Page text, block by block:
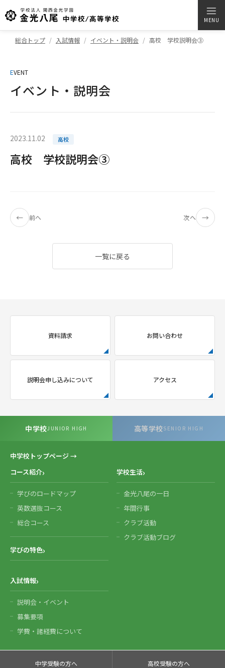
MENU
総合トップ 入試情報 イベント・説明会 高校 学校説明会➂
EVENT
イベント・説明会
2023.11.02 高校
高校 学校説明会➂
← 前へ 次へ →
一覧に戻る
資料請求 お問い合わせ
説明会申し込みについて アクセス
中学校JUNIOR HIGH 高等学校SENIOR HIGH
中学校トップページ →
コース紹介
学びのロードマップ
英数選抜コース
総合コース
学びの特色
学校生活
金光八尾の一日
年間行事
クラブ活動
クラブ活動ブログ
入試情報
説明会・イベント
募集要項
学費・諸経費について
中学受験の方へ 高校受験の方へ